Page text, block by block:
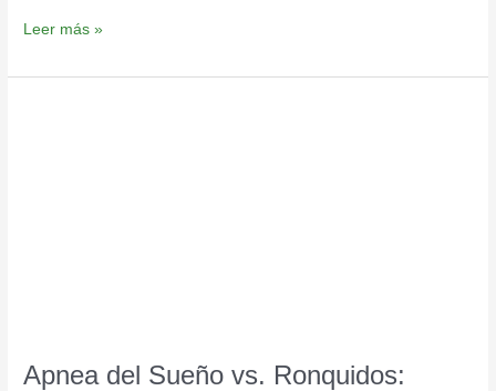
Leer más »
Apnea del Sueño vs. Ronquidos: